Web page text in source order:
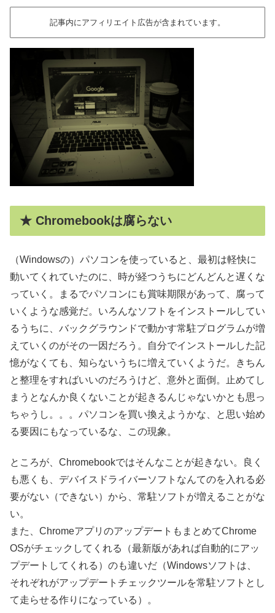
記事内にアフィリエイト広告が含まれています。
★ Chromebookは腐らない
（Windowsの）パソコンを使っていると、最初は軽快に
動いてくれていたのに、時が経つうちにどんどんと遅くな
っていく。まるでパソコンにも賞味期限があって、腐って
いくような感覚だ。いろんなソフトをインストールしてい
るうちに、バックグラウンドで動かす常駐プログラムが増
えていくのがその一因だろう。自分でインストールした記
憶がなくても、知らないうちに増えていくようだ。きちん
と整理をすればいいのだろうけど、意外と面倒。止めてし
まうとなんか良くないことが起きるんじゃないかとも思っ
ちゃうし。。。パソコンを買い換えようかな、と思い始め
る要因にもなっているな、この現象。
ところが、Chromebookではそんなことが起きない。良く
も悪くも、デバイスドライバーソフトなんてのを入れる必
要がない（できない）から、常駐ソフトが増えることがな
い。
また、ChromeアプリのアップデートもまとめてChrome
OSがチェックしてくれる（最新版があれば自動的にアッ
プデートしてくれる）のも違いだ（Windowsソフトは、
それぞれがアップデートチェックツールを常駐ソフトとし
て走らせる作りになっている）。